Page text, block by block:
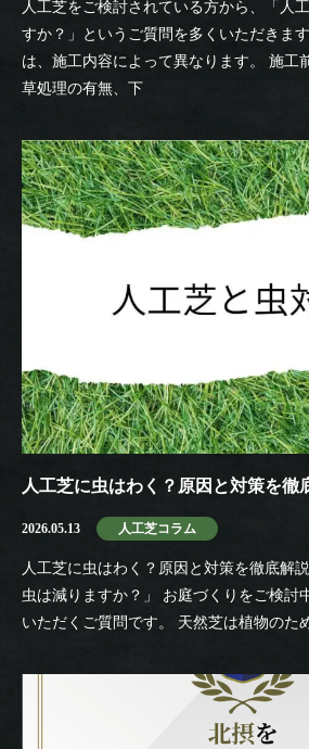
人工芝をご検討されている方から、「人
すか？」というご質問を多くいただきま
は、施工内容によって異なります。 施工
草処理の有無、下
人工芝に虫はわく？原因と対策を徹
2026.05.13 人工芝コラム
人工芝に虫はわく？原因と対策を徹底解
虫は減りますか？」 お庭づくりをご検討
いただくご質問です。 天然芝は植物のた